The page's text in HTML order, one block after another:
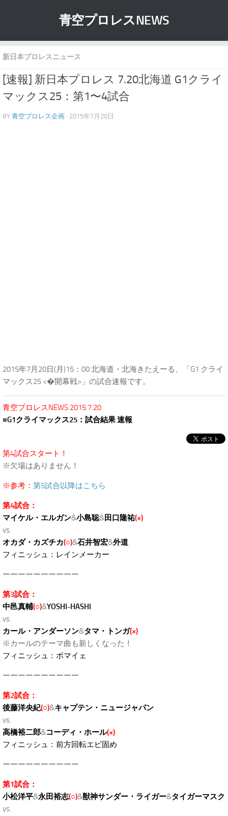
青空プロレスNEWS
新日本プロレスニュース
[速報] 新日本プロレス 7.20北海道 G1クライ
マックス25：第1〜4試合
BY 青空プロレス企画 · 2015年7月20日
2015年7月20日(月)15：00 北海道・北海きたえーる、「G1 クライ
マックス25 <�開幕戦>」の試合速報です。
青空プロレスNEWS 2015.7.20
■G1クライマックス25：試合結果 速報
第4試合スタート！
※欠場はありません！
※参考： 第5試合以降はこちら
第4試合：
マイケル・エルガン&小島聡&田口隆祐(×)
vs.
オカダ・カズチカ(○)&石井智宏&外道
フィニッシュ：レインメーカー
ーーーーーーーーーー
第3試合：
中邑真輔(○)&YOSHI-HASHI
vs.
カール・アンダーソン&タマ・トンガ(×)
※カールのテーマ曲も新しくなった！
フィニッシュ：ボマイェ
ーーーーーーーーーー
第2試合：
後藤洋央紀(○)&キャプテン・ニュージャパン
vs.
高橋裕二郎&コーディ・ホール(×)
フィニッシュ：前方回転エビ固め
ーーーーーーーーーー
第1試合：
小松洋平&永田裕志(○)&獣神サンダー・ライガー&タイガーマスク
vs.